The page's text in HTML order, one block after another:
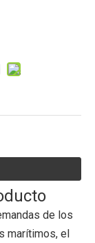
de los
marítimos, el